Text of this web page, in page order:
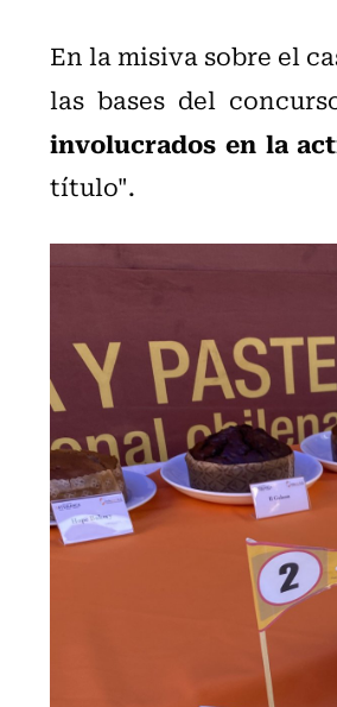
En la misiva sobre el
las bases del
involucrados en la
título".